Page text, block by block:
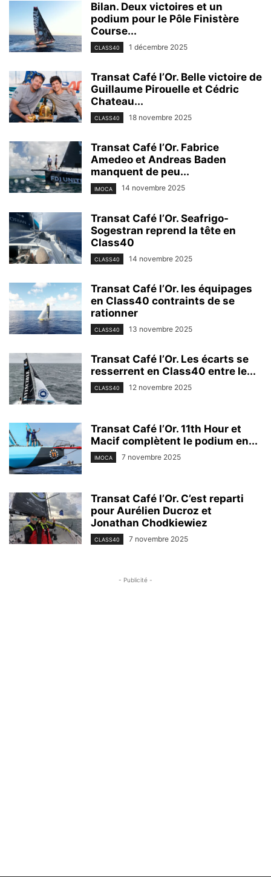
Bilan. Deux victoires et un
podium pour le Pôle Finistère
Course...
CLASS40 1 décembre 2025
Transat Café l’Or. Belle victoire de
Guillaume Pirouelle et Cédric
Chateau...
CLASS40 18 novembre 2025
Transat Café l’Or. Fabrice
Amedeo et Andreas Baden
manquent de peu...
IMOCA 14 novembre 2025
Transat Café l’Or. Seafrigo-
Sogestran reprend la tête en
Class40
CLASS40 14 novembre 2025
Transat Café l’Or. les équipages
en Class40 contraints de se
rationner
CLASS40 13 novembre 2025
Transat Café l’Or. Les écarts se
resserrent en Class40 entre le...
CLASS40 12 novembre 2025
Transat Café l’Or. 11th Hour et
Macif complètent le podium en...
IMOCA 7 novembre 2025
Transat Café l’Or. C’est reparti
pour Aurélien Ducroz et
Jonathan Chodkiewiez
CLASS40 7 novembre 2025
- Publicité -